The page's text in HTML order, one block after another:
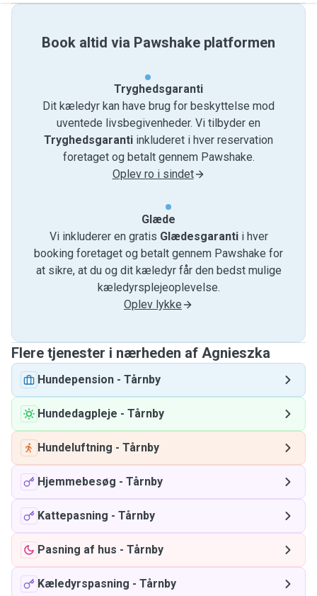
Book altid via Pawshake platformen
Tryghedsgaranti
Dit kæledyr kan have brug for beskyttelse mod
uventede livsbegivenheder. Vi tilbyder en
Tryghedsgaranti inkluderet i hver reservation
foretaget og betalt gennem Pawshake.
Oplev ro i sindet
Glæde
Vi inkluderer en gratis Glædesgarantii hver
booking foretaget og betalt gennem Pawshake for
at sikre, at du og dit kæledyr får den bedst mulige
kæledyrsplejeoplevelse.
Oplev lykke
Flere tjenester i nærheden af ​​Agnieszka
Hundepension - Tårnby
Hundedagpleje - Tårnby
Hundeluftning - Tårnby
Hjemmebesøg - Tårnby
Kattepasning - Tårnby
Pasning af hus - Tårnby
Kæledyrspasning - Tårnby